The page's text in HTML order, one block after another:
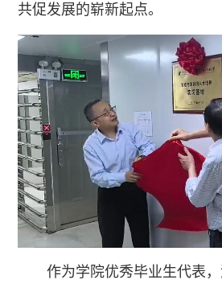
共促发展的崭新起点。
作为学院优秀毕业生代表